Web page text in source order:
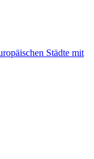
Städte mit